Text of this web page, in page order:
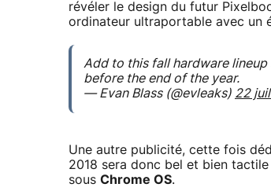
révéler le design du futur
ordinateur ultraportable avec un
Add to this fall hardware
before the end of the year.
— Evan Blass (@evleaks) 22
Une autre publicité, cette fois
2018 sera donc bel et bien
sous Chrome OS.